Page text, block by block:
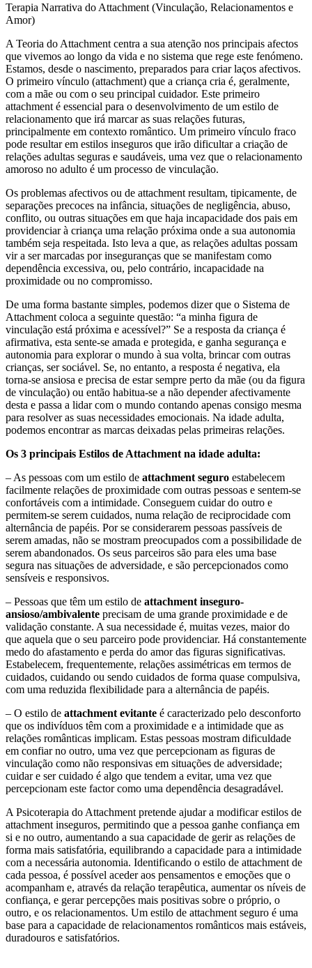
Terapia Narrativa do Attachment (Vinculação, Relacionamentos e
Amor)
A Teoria do Attachment centra a sua atenção nos principais afectos
que vivemos ao longo da vida e no sistema que rege este fenómeno.
Estamos, desde o nascimento, preparados para criar laços afectivos.
O primeiro vínculo (attachment) que a criança cria é, geralmente,
com a mãe ou com o seu principal cuidador. Este primeiro
attachment é essencial para o desenvolvimento de um estilo de
relacionamento que irá marcar as suas relações futuras,
principalmente em contexto romântico. Um primeiro vínculo fraco
pode resultar em estilos inseguros que irão dificultar a criação de
relações adultas seguras e saudáveis, uma vez que o relacionamento
amoroso no adulto é um processo de vinculação.
Os problemas afectivos ou de attachment resultam, tipicamente, de
separações precoces na infância, situações de negligência, abuso,
conflito, ou outras situações em que haja incapacidade dos pais em
providenciar à criança uma relação próxima onde a sua autonomia
também seja respeitada. Isto leva a que, as relações adultas possam
vir a ser marcadas por inseguranças que se manifestam como
dependência excessiva, ou, pelo contrário, incapacidade na
proximidade ou no compromisso.
De uma forma bastante simples, podemos dizer que o Sistema de
Attachment coloca a seguinte questão: “a minha figura de
vinculação está próxima e acessível?” Se a resposta da criança é
afirmativa, esta sente-se amada e protegida, e ganha segurança e
autonomia para explorar o mundo à sua volta, brincar com outras
crianças, ser sociável. Se, no entanto, a resposta é negativa, ela
torna-se ansiosa e precisa de estar sempre perto da mãe (ou da figura
de vinculação) ou então habitua-se a não depender afectivamente
desta e passa a lidar com o mundo contando apenas consigo mesma
para resolver as suas necessidades emocionais. Na idade adulta,
podemos encontrar as marcas deixadas pelas primeiras relações.
Os 3 principais Estilos de Attachment na idade adulta:
– As pessoas com um estilo de attachment seguro estabelecem
facilmente relações de proximidade com outras pessoas e sentem-se
confortáveis com a intimidade. Conseguem cuidar do outro e
permitem-se serem cuidados, numa relação de reciprocidade com
alternância de papéis. Por se considerarem pessoas passíveis de
serem amadas, não se mostram preocupados com a possibilidade de
serem abandonados. Os seus parceiros são para eles uma base
segura nas situações de adversidade, e são percepcionados como
sensíveis e responsivos.
– Pessoas que têm um estilo de attachment inseguro-
ansioso/ambivalente precisam de uma grande proximidade e de
validação constante. A sua necessidade é, muitas vezes, maior do
que aquela que o seu parceiro pode providenciar. Há constantemente
medo do afastamento e perda do amor das figuras significativas.
Estabelecem, frequentemente, relações assimétricas em termos de
cuidados, cuidando ou sendo cuidados de forma quase compulsiva,
com uma reduzida flexibilidade para a alternância de papéis.
– O estilo de attachment evitante é caracterizado pelo desconforto
que os indivíduos têm com a proximidade e a intimidade que as
relações românticas implicam. Estas pessoas mostram dificuldade
em confiar no outro, uma vez que percepcionam as figuras de
vinculação como não responsivas em situações de adversidade;
cuidar e ser cuidado é algo que tendem a evitar, uma vez que
percepcionam este factor como uma dependência desagradável.
A Psicoterapia do Attachment pretende ajudar a modificar estilos de
attachment inseguros, permitindo que a pessoa ganhe confiança em
si e no outro, aumentando a sua capacidade de gerir as relações de
forma mais satisfatória, equilibrando a capacidade para a intimidade
com a necessária autonomia. Identificando o estilo de attachment de
cada pessoa, é possível aceder aos pensamentos e emoções que o
acompanham e, através da relação terapêutica, aumentar os níveis de
confiança, e gerar percepções mais positivas sobre o próprio, o
outro, e os relacionamentos. Um estilo de attachment seguro é uma
base para a capacidade de relacionamentos românticos mais estáveis,
duradouros e satisfatórios.